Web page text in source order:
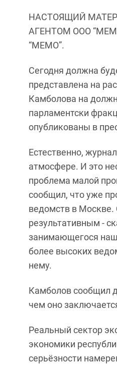
НАСТОЯЩИЙ
АГЕНТОМ ООО
“МЕМО”.
Сегодня должна
представлена на
Камболова на
парламентски
опубликованы в
Естественно,
атмосфере. И это
проблема малой
сообщил, что уже
ведомств в Москве.
результативным -
занимающегося
более высоких
нему.
Камболов сообщил
чем оно
Реальный сектор
экономики
серьёзности